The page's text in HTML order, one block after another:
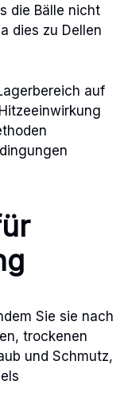
die Bälle nicht
dies zu Dellen
auf
Sie sie nach
trockenen
und Schmutz,